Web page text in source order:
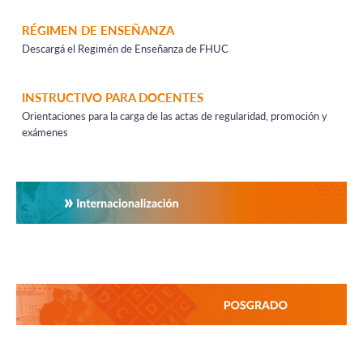
RÉGIMEN DE ENSEÑANZA
Descargá el Regimén de Enseñanza de FHUC
INSTRUCTIVO PARA DOCENTES
Orientaciones para la carga de las actas de regularidad, promoción y
exámenes